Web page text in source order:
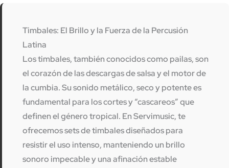
Timbales: El Brillo y la Fuerza de la Percusión
Latina
Lostimbales, también conocidos como pailas, son
el corazón de las descargas de salsa y el motor de
la cumbia. Su sonido metálico, seco y potente es
fundamental para los cortes y “cascareos” que
definen el género tropical. EnServimusic, te
ofrecemos sets de timbales diseñados para
resistir el uso intenso, manteniendo un brillo
sonoro impecable y una afinación estable